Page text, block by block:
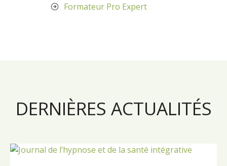
Formateur Pro Expert
DERNIÈRES ACTUALITÉS